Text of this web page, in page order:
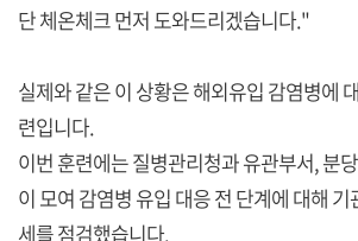
단 체온체크 먼저 도와드리겠습니다."
실제와 같은 이 상황은 해외유입 감염병에
련입니다.
이번 훈련에는 질병관리청과 유관부서, 분
이 모여 감염병 유입 대응 전 단계에 대해
세를 점검했습니다.